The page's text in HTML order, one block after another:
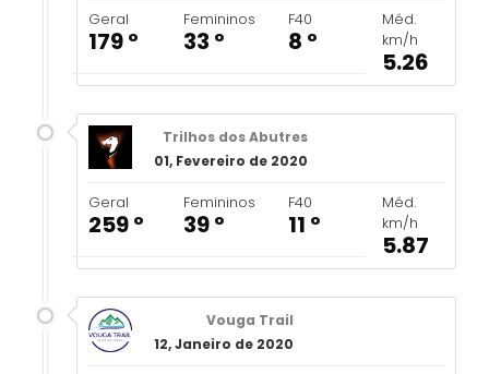
Geral
179 º
Femininos
33 º
F40
8 º
Méd.
km/h
5.26
Trilhos dos Abutres
01, Fevereiro de 2020
Geral
259 º
Femininos
39 º
F40
11 º
Méd.
km/h
5.87
Vouga Trail
12, Janeiro de 2020